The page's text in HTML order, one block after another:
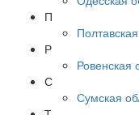
П
Р
Ровенская
С
Сумская